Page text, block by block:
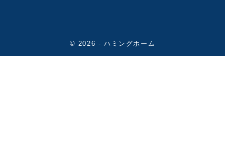
© 2026 - ハミングホーム